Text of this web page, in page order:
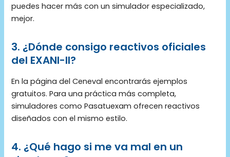
puedes hacer más con un simulador especializado,
mejor.
3. ¿Dónde consigo reactivos oficiales
del EXANI-II?
En la página del Ceneval encontrarás ejemplos
gratuitos. Para una práctica más completa,
simuladores como Pasatuexam ofrecen reactivos
diseñados con el mismo estilo.
4. ¿Qué hago si me va mal en un